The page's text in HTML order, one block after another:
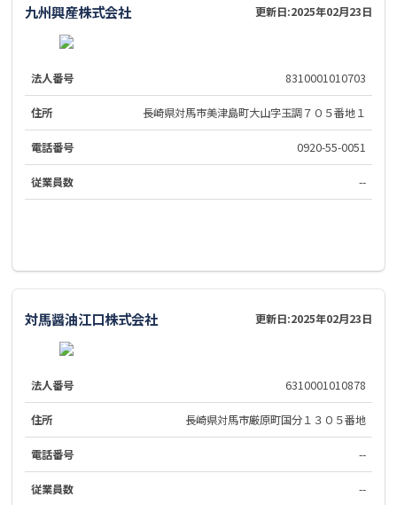
九州興産株式会社 更新日:2025年02月23日
法人番号 8310001010703
住所 長崎県対馬市美津島町大山字玉調７０５番地１
電話番号 0920-55-0051
従業員数 --
対馬醤油江口株式会社 更新日:2025年02月23日
法人番号 6310001010878
住所 長崎県対馬市厳原町国分１３０５番地
電話番号 --
従業員数 --